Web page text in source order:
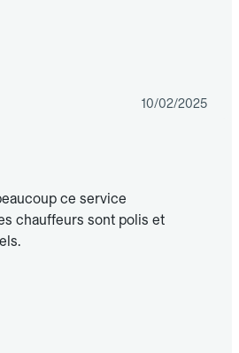
10/02/2025
ce service
chauffeurs sont polis et